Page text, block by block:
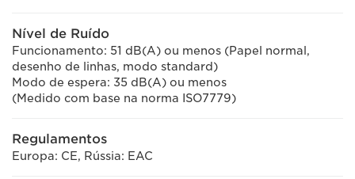
Nível de Ruído
Funcionamento: 51 dB(A) ou menos (Papel normal,
desenho de linhas, modo standard)
Modo de espera: 35 dB(A) ou menos
(Medido com base na norma ISO7779)
Regulamentos
Europa: CE, Rússia: EAC